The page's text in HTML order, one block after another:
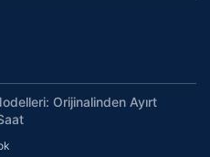
Orijinalinden Ayırt